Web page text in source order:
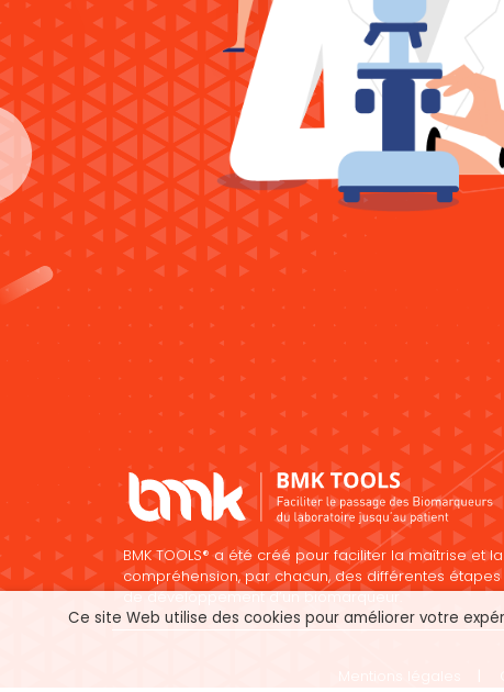
BMK TOOLS® a été créé pour faciliter la maîtrise et la
compréhension, par chacun, des différentes étapes
de développement d’un biomarqueur.
Ce site Web utilise des cookies pour améliorer votre